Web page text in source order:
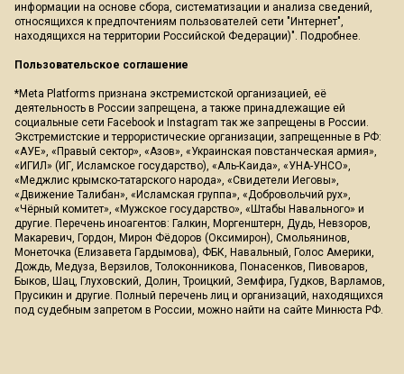
информации на основе сбора, систематизации и анализа сведений,
относящихся к предпочтениям пользователей сети "Интернет",
находящихся на территории Российской Федерации)". Подробнее.
Пользовательское соглашение
*Meta Platforms признана экстремистской организацией, её
деятельность в России запрещена, а также принадлежащие ей
социальные сети Facebook и Instagram так же запрещены в России.
Экстремистские и террористические организации, запрещенные в РФ:
«АУЕ», «Правый сектор», «Азов», «Украинская повстанческая армия»,
«ИГИЛ» (ИГ, Исламское государство), «Аль-Каида», «УНА-УНСО»,
«Меджлис крымско-татарского народа», «Свидетели Иеговы»,
«Движение Талибан», «Исламская группа», «Добровольчий рух»,
«Чёрный комитет», «Мужское государство», «Штабы Навального» и
другие. Перечень иноагентов: Галкин, Моргенштерн, Дудь, Невзоров,
Макаревич, Гордон, Мирон Фёдоров (Оксимирон), Смольянинов,
Монеточка (Елизавета Гардымова), ФБК, Навальный, Голос Америки,
Дождь, Медуза, Верзилов, Толоконникова, Понасенков, Пивоваров,
Быков, Шац, Глуховский, Долин, Троицкий, Земфира, Гудков, Варламов,
Прусикин и другие. Полный перечень лиц и организаций, находящихся
под судебным запретом в России, можно найти на сайте Минюста РФ.